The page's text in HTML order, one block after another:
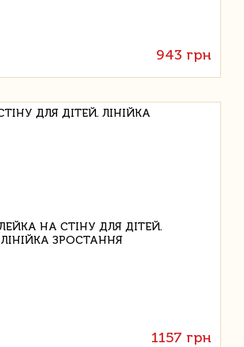
943 грн
ДЛЯ ДІТЕЙ. ЛІНІЙКА
1157 грн